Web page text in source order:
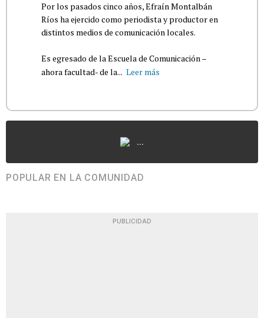
Por los pasados cinco años, Efraín Montalbán
Ríos ha ejercido como periodista y productor en
distintos medios de comunicación locales.
Es egresado de la Escuela de Comunicación –
ahora facultad- de la... Leer más
...
POPULAR EN LA COMUNIDAD
PUBLICIDAD